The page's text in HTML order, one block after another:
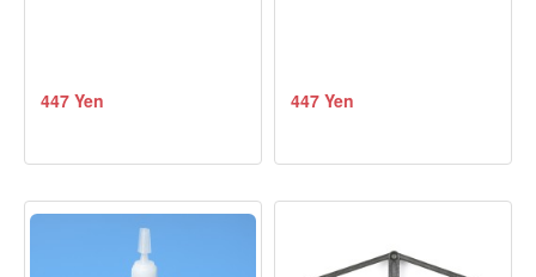
447 Yen 447 Yen